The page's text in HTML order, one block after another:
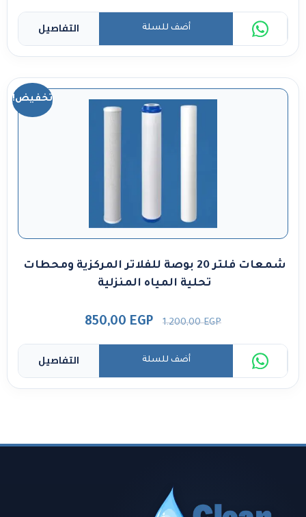
التفاصيل أضف للسلة
تخفيض!
شمعات فلتر 20 بوصة للفلاتر المركزية ومحطات
تحلية المياه المنزلية
1.200,00EGP
850,00 EGP
التفاصيل أضف للسلة